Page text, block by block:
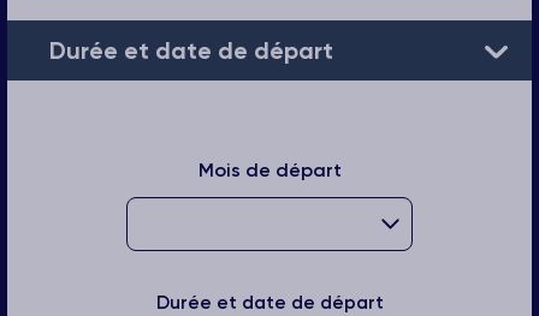
Durée et date de départ
Mois de départ
Durée et date de départ